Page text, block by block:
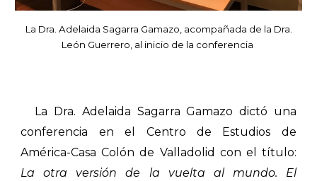
La Dra. Adelaida Sagarra Gamazo, acompañada de la Dra.
León Guerrero, al inicio de la conferencia
La Dra. Adelaida Sagarra Gamazo dictó una
conferencia en el Centro de Estudios de
América-Casa Colón de Valladolid con el título:
La otra versión de la vuelta al mundo. El